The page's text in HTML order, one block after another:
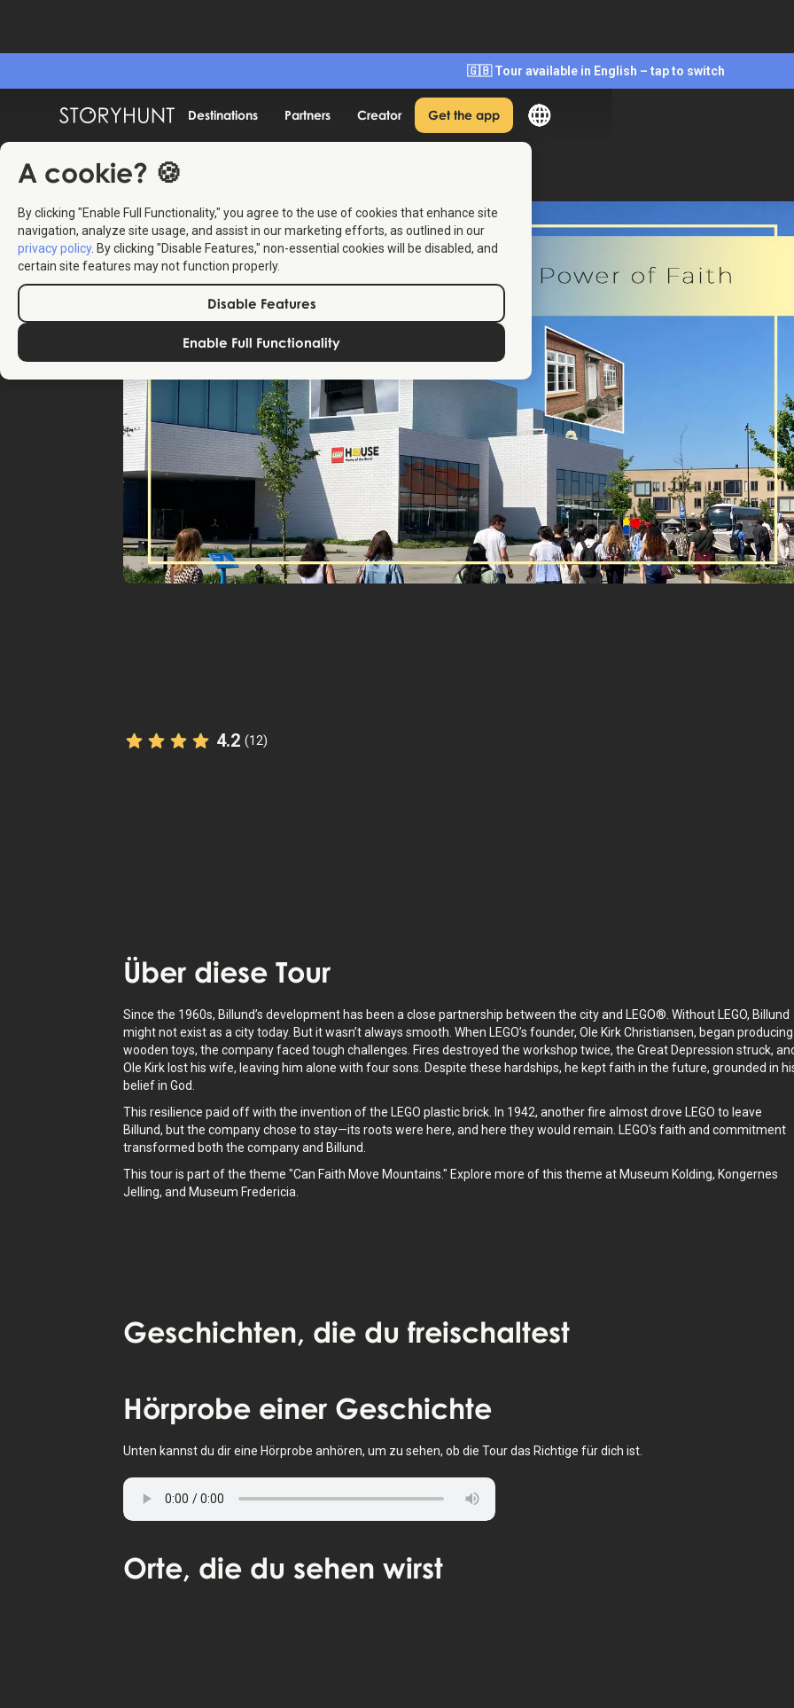
🇬🇧 Tour available in English – tap to switch
Destinations Partners Creator Get the app
A cookie? 🍪
By clicking "Enable Full Functionality," you agree to the use of cookies that enhance site
navigation, analyze site usage, and assist in our marketing efforts, as outlined in our
privacy policy. By clicking "Disable Features," non-essential cookies will be disabled, and
certain site features may not function properly.
Disable Features
Enable Full Functionality
4.2 (12)
Über diese Tour
Since the 1960s, Billund’s development has been a close partnership between the city and LEGO®. Without LEGO, Billund
might not exist as a city today. But it wasn’t always smooth. When LEGO’s founder, Ole Kirk Christiansen, began producing
wooden toys, the company faced tough challenges. Fires destroyed the workshop twice, the Great Depression struck,
Ole Kirk lost his wife, leaving him alone with four sons. Despite these hardships, he kept faith in the future, grounded in
belief in God.
This resilience paid off with the invention of the LEGO plastic brick. In 1942, another fire almost drove LEGO to leave
Billund, but the company chose to stay—its roots were here, and here they would remain. LEGO's faith and commitment
transformed both the company and Billund.
This tour is part of the theme "Can Faith Move Mountains." Explore more of this theme at Museum Kolding, Kongernes
Jelling, and Museum Fredericia.
Geschichten, die du freischaltest
Hörprobe einer Geschichte
Unten kannst du dir eine Hörprobe anhören, um zu sehen, ob die Tour das Richtige für dich ist.
Orte, die du sehen wirst